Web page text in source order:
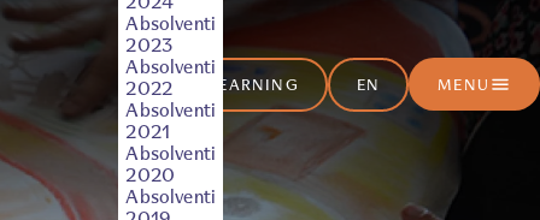
E-LEARNING EN MENU
Absolventi
2023
Absolventi
2022
Absolventi
2021
Absolventi
2020
Absolventi